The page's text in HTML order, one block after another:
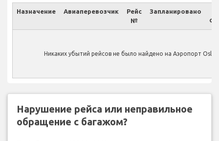
Назначение Авиаперевозчик
Рейс
№
Запланировано
Никаких убытий рейсов не было найдено на Аэропорт Oslo
Нарушение рейса или неправильное
обращение с багажом?